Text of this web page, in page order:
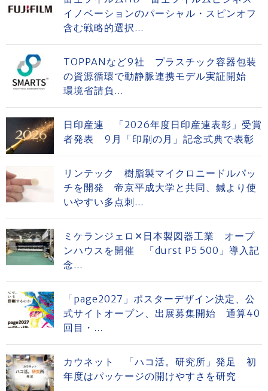
イノベーションのパーシャル・スピンオフ
含む戦略的選択...
TOPPANなど9社 プラスチック容器包装
の資源循環で動静脈連携モデル実証開始
環境省請負...
日印産連 「2026年度日印産連表彰」受賞
者発表 9月「印刷の月」記念式典で表彰
リンテック 樹脂製マイクロニードルパッ
チを開発 帝京平成大学と共同、鍼より使
いやすい多点刺...
ミケランジェロ✕日本製図器工業 オープ
ンハウスを開催 「durst P5 500」導入記
念...
「page2027」ポスターデザイン決定、公
式サイトオープン、出展募集開始 通算40
回目・...
カウネット 「ハコ活。研究所」発足 初
年度はパッケージの開けやすさを研究